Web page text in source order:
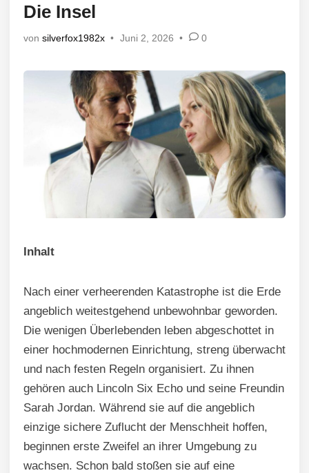
Die Insel
von silverfox1982x • Juni 2, 2026 • 0
Inhalt
Nach einer verheerenden Katastrophe ist die Erde
angeblich weitestgehend unbewohnbar geworden.
Die wenigen Überlebenden leben abgeschottet in
einer hochmodernen Einrichtung, streng überwacht
und nach festen Regeln organisiert. Zu ihnen
gehören auch Lincoln Six Echo und seine Freundin
Sarah Jordan. Während sie auf die angeblich
einzige sichere Zuflucht der Menschheit hoffen,
beginnen erste Zweifel an ihrer Umgebung zu
wachsen. Schon bald stoßen sie auf eine